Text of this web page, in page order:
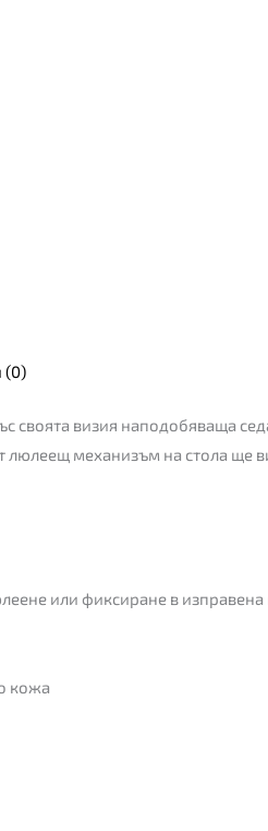
(0)
своята визия наподобяваща
механизъм на стола ще
или фиксиране в изправена
кожа